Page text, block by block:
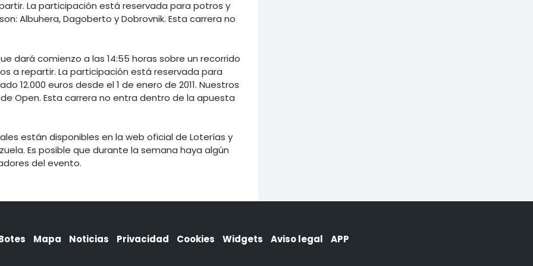
La participación está reservada para potros y
Albuhera, Dagoberto y Dobrovnik. Esta carrera no
dará comienzo a las 14:55 horas sobre un recorrido
a repartir. La participación está reservada para
12.000 euros desde el 1 de enero de 2011. Nuestros
Open. Esta carrera no entra dentro de la apuesta
están disponibles en la web oficial de Loterías y
Es posible que durante la semana haya algún
del evento.
Mapa Noticias Privacidad Cookies Widgets Aviso legal APP